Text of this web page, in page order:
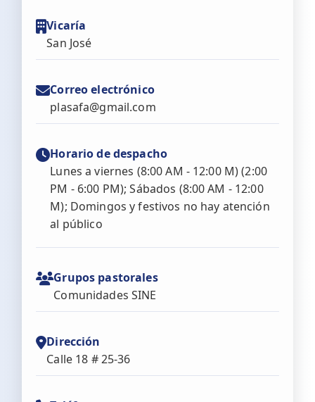
Vicaría
San José
Correo electrónico
plasafa@gmail.com
Horario de despacho
Lunes a viernes (8:00 AM - 12:00 M) (2:00
PM - 6:00 PM); Sábados (8:00 AM - 12:00
M); Domingos y festivos no hay atención
al público
Grupos pastorales
Comunidades SINE
Dirección
Calle 18 # 25-36